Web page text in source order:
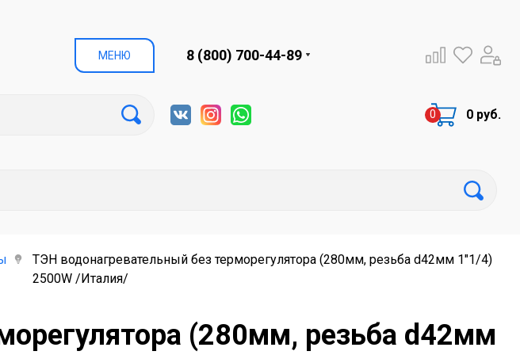
МЕНЮ 8 (800) 700-44-89
0 руб.
ТЭН водонагревательный без терморегулятора (280мм, резьба d42мм 1"1/4)
2500W /Италия/
(280мм, резьба d42мм